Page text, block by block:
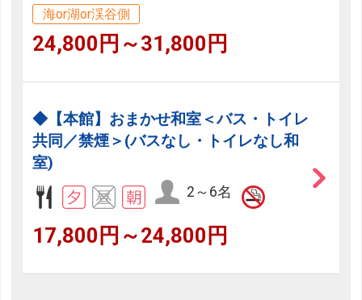
海or湖or渓谷側
24,800円～31,800円
◆【本館】おまかせ和室＜バス・トイレ
共同／禁煙＞(バスなし・トイレなし和
室)
2～6名
17,800円～24,800円